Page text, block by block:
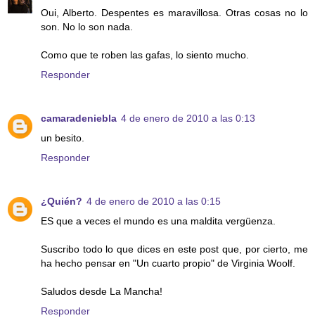
Oui, Alberto. Despentes es maravillosa. Otras cosas no lo
son. No lo son nada.
Como que te roben las gafas, lo siento mucho.
Responder
camaradeniebla 4 de enero de 2010 a las 0:13
un besito.
Responder
¿Quién? 4 de enero de 2010 a las 0:15
ES que a veces el mundo es una maldita vergüenza.
Suscribo todo lo que dices en este post que, por cierto, me
ha hecho pensar en "Un cuarto propio" de Virginia Woolf.
Saludos desde La Mancha!
Responder